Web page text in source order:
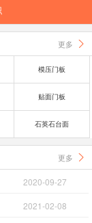
更多 
模压门板
贴面门板
石英石台面
更多 
2020-09-27
2021-02-08